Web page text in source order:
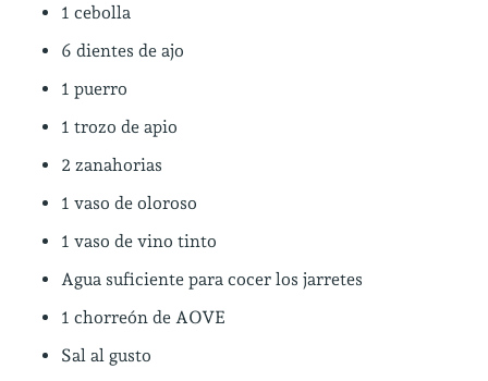
1 cebolla
6 dientes de ajo
1 puerro
1 trozo de apio
2 zanahorias
1 vaso de oloroso
1 vaso de vino tinto
Agua suficiente para cocer los jarretes
1 chorreón de AOVE
Sal al gusto